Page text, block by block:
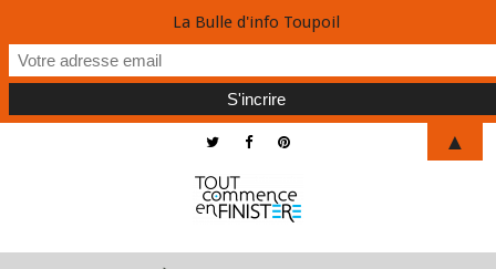
La Bulle d'info Toupoil
▲